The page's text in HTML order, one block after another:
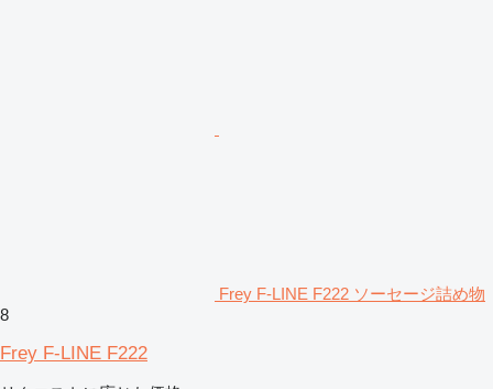
Frey F-LINE F222 ソーセージ詰め物
8
Frey F-LINE F222